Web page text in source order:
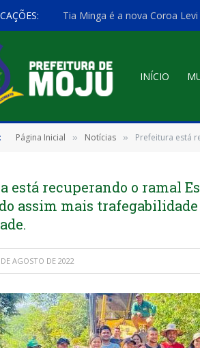
Tia Minga é a nova Coroa Levi
INÍCIO
Página Inicial » Notícias » Prefeitura está
está recuperando o ramal
assim mais trafegabilidade
AGOSTO DE 2022